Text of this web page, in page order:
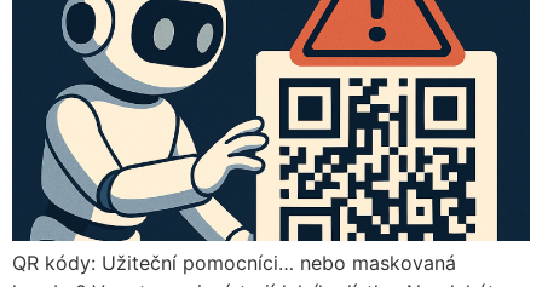
QR kódy: Užiteční pomocníci… nebo maskovaná